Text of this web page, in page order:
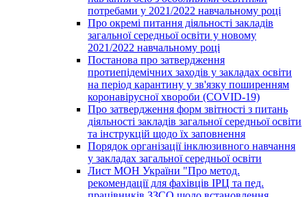
потребами у 2021/2022 навчальному році
Про окремі питання діяльності закладів
загальної середньої освіти у новому
2021/2022 навчальному році
Постанова про затвердження
протиепідемічних заходів у закладах освіти
на період карантину у зв'язку поширенням
коронавірусної хвороби (COVID-19)
Про затвердження форм звітності з питань
діяльності закладів загальної середньої освіти
та інструкцій щодо їх заповнення
Порядок організації інклюзивного навчання
у закладах загальної середньої освіти
Лист МОН України "Про метод.
рекомендації для фахівців ІРЦ та пед.